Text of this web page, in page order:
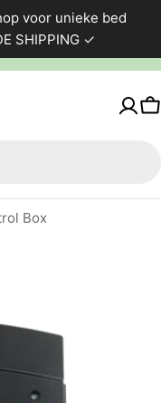
voor unieke bed
SHIPPING ✓
Box